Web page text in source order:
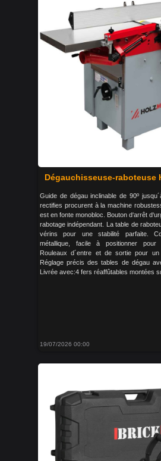
Dégauchisseuse-raboteuse
Guide de dégau inclinable de 90º
rectifies procurent à la machine
est en fonte monobloc. Bouton d‘arrêt
rabotage indépendant. La table de
vérins pour une stabilité parfaite.
métallique, facile à positionner pour
Rouleaux d´entre et de sortie pour un
Réglage précis des tables de dégau
Livrée avec:4 fers réaffûtables montées
19/07/2026 00:00